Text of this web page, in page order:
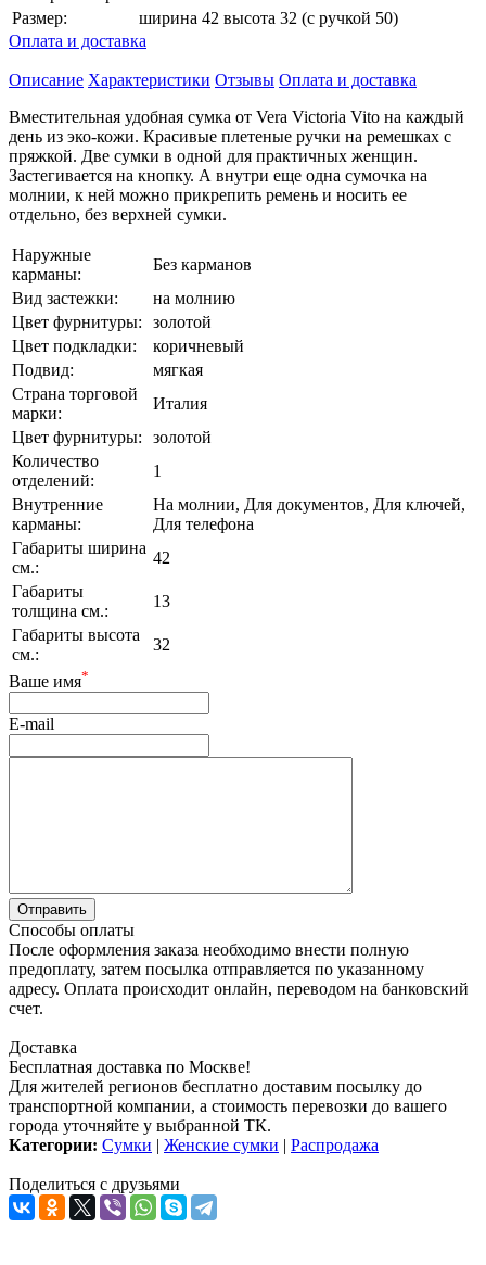
Размер:
ширина 42 высота 32 (с ручкой 50)
Оплата и доставка
Описание Характеристики Отзывы Оплата и доставка
Вместительная удобная сумка от Vera Victoria Vito на каждый
день из эко-кожи. Красивые плетеные ручки на ремешках с
пряжкой. Две сумки в одной для практичных женщин.
Застегивается на кнопку. А внутри еще одна сумочка на
молнии, к ней можно прикрепить ремень и носить ее
отдельно, без верхней сумки.
Наружные
карманы:
Без карманов
Вид застежки:
на молнию
Цвет фурнитуры:
золотой
Цвет подкладки:
коричневый
Подвид:
мягкая
Страна торговой
марки:
Италия
Цвет фурнитуры:
золотой
Количество
отделений:
1
Внутренние
карманы:
На молнии, Для документов, Для ключей,
Для телефона
Габариты ширина
см.:
42
Габариты
толщина см.:
13
Габариты высота
см.:
32
Ваше имя*
E-mail
Способы оплаты
После оформления заказа необходимо внести полную
предоплату, затем посылка отправляется по указанному
адресу. Оплата происходит онлайн, переводом на банковский
счет.
Доставка
Бесплатная доставка по Москве!
Для жителей регионов бесплатно доставим посылку до
транспортной компании, а стоимость перевозки до вашего
города уточняйте у выбранной ТК.
Категории: Сумки | Женские сумки | Распродажа
Поделиться с друзьями